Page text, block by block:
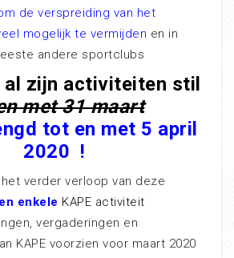
de verspreiding van het
mogelijk te vermijden en in
andere sportclubs
al zijn activiteiten stil
met 31 maart
tot en met 5 april
2020 !
verder verloop van deze
enkele KAPE activiteit
vergaderingen en
KAPE voorzien voor maart 2020